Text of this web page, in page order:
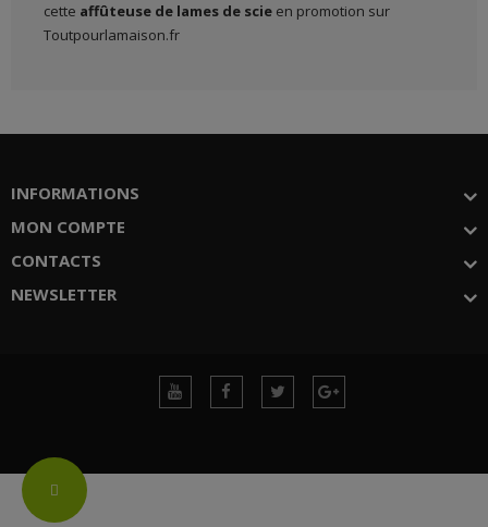
Change
cette affûteuse de lames de scie en promotion sur
Toutpourlamaison.fr
INFORMATIONS
MON COMPTE
CONTACTS
NEWSLETTER